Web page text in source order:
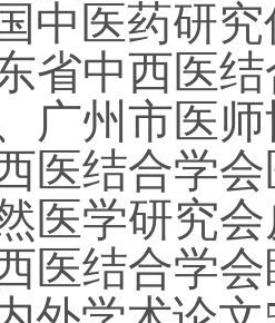
中医药研
省中西医
广州市医
医结合学
医学研究
医结合学